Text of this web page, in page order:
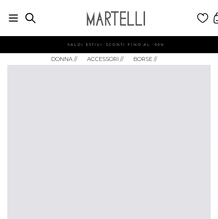
SALDI ESTIVI: SCONTI FINO AL -60%
DONNA // ACCESSORI // BORSE //